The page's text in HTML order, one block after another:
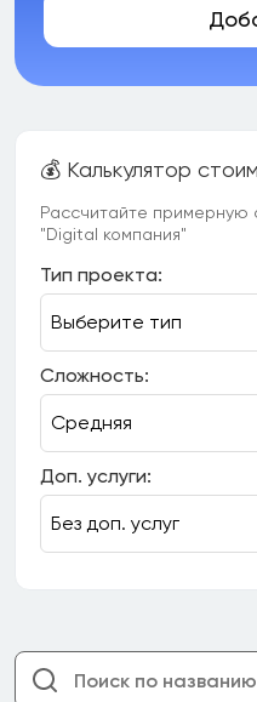
💰 Калькулятор
Рассчитайте примерную
"Digital компания"
Тип проекта:
Сложность:
Доп. услуги: